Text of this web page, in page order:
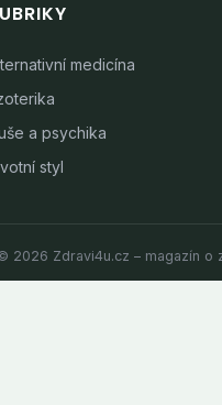
medicína
a psychika
styl
2026 Zdravi4u.cz – magazín o